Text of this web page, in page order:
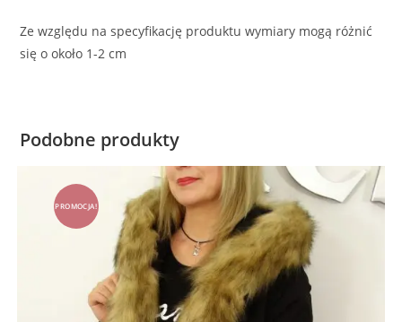
Ze względu na specyfikację produktu wymiary mogą różnić
się o około 1-2 cm
Podobne produkty
PROMOCJA!